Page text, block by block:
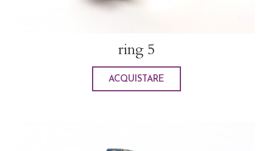
ring 5
ACQUISTARE